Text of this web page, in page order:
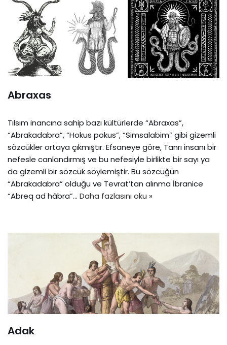
Abraxas
Tılsım inancına sahip bazı kültürlerde “Abraxas”,
“Abrakadabra”, “Hokus pokus”, “Simsalabim” gibi gizemli
sözcükler ortaya çıkmıştır. Efsaneye göre, Tanrı insanı bir
nefesle canlandırmış ve bu nefesiyle birlikte bir sayı ya
da gizemli bir sözcük söylemiştir. Bu sözcüğün
“Abrakadabra” olduğu ve Tevrat’tan alınma İbranice
“Abreq ad hâbra”… Daha fazlasını oku »
Adak